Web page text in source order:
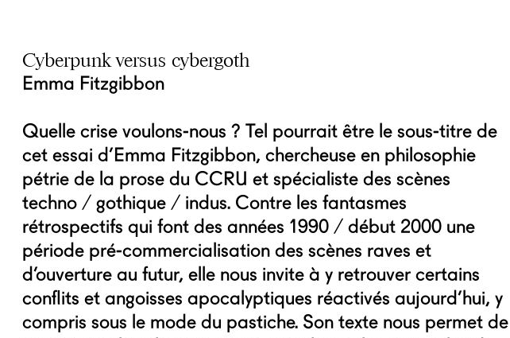
Cyberpunk versus cybergoth
Emma Fitzgibbon
Quelle crise voulons-nous ? Tel pourrait être le sous-titre de
cet essai d’Emma Fitzgibbon, chercheuse en philosophie
pétrie de la prose du CCRU et spécialiste des scènes
techno / gothique / indus. Contre les fantasmes
rétrospectifs qui font des années 1990 / début 2000 une
période pré-commercialisation des scènes raves et
d’ouverture au futur, elle nous invite à y retrouver certains
conflits et angoisses apocalyptiques réactivés aujourd’hui, y
compris sous le mode du pastiche. Son texte nous permet de